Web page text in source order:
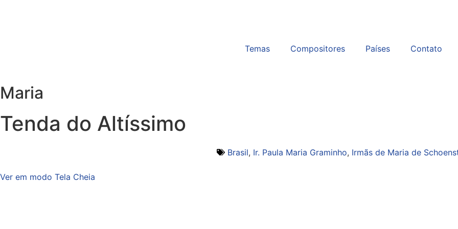
Temas Compositores Países Contato
Maria
Tenda do Altíssimo
Brasil, Ir. Paula Maria Graminho, Irmãs de Maria de
Ver em modo Tela Cheia